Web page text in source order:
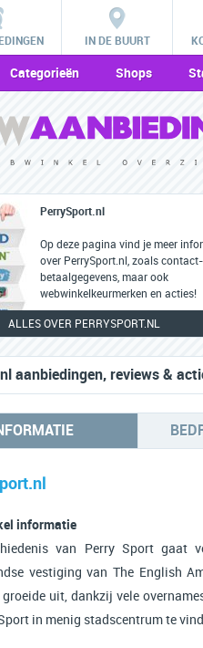
IN DE BUURT
Categorieën Shops
PerrySport.nl
Op deze pagina vind je meer
over PerrySport.nl, zoals
betaalgegevens, maar ook
webwinkelkeurmerken en acties!
ALLES OVER PERRYSPORT.NL
aanbiedingen, reviews &
informatie
van Perry Sport gaat
vestiging van The English
uit, dankzij vele
in menig stadscentrum te